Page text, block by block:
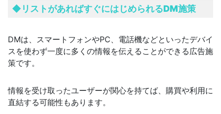
◆リストがあればすぐにはじめられるDM施策
DMは、スマートフォンやPC、電話機などといったデバイ
スを使わず一度に多くの情報を伝えることができる広告施
策です。
情報を受け取ったユーザーが関心を持てば、購買や利用に
直結する可能性もあります。